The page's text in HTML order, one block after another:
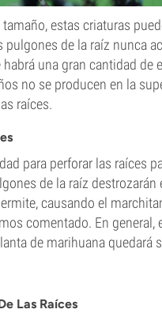
estas criaturas
pulgones de la raíz nunca
una gran cantidad de
no se producen en la
raíces.
para perforar las raíces
de la raíz destrozarán
causando el
comentado. En general,
de marihuana quedará
Las Raíces